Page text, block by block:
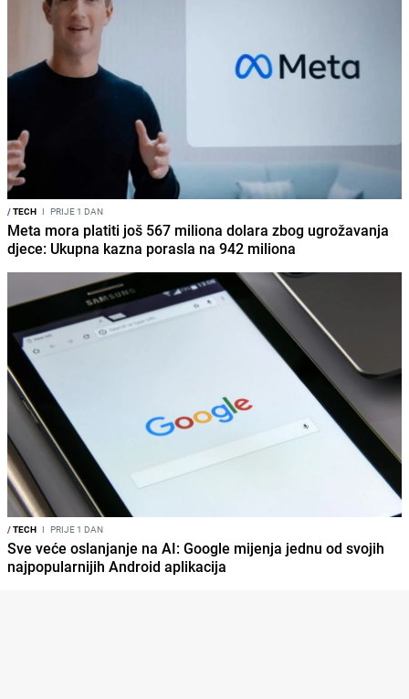
/TECH I PRIJE 1 DAN
Meta mora platiti još 567 miliona dolara zbog ugrožavanja
djece: Ukupna kazna porasla na 942 miliona
/TECH I PRIJE 1 DAN
Sve veće oslanjanje na AI: Google mijenja jednu od svojih
najpopularnijih Android aplikacija